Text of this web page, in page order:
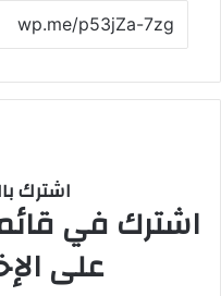
اشترك
اشترك في
على